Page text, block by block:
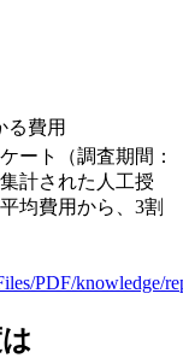
る費用
ート（調査期間：
計された人工授
均費用から、3割
PDF/knowledge/